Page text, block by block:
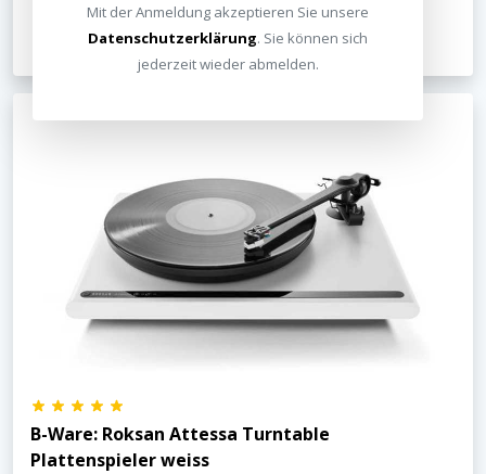
Jetzt ansehen
B-Ware: Roksan Attessa Turntable
Plattenspieler weiss
Mit der Anmeldung akzeptieren Sie unsere
Datenschutzerklärung. Sie können sich
jederzeit wieder abmelden.